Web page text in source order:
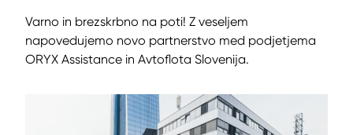
Varno in brezskrbno na poti! Z veseljem
napovedujemo novo partnerstvo med podjetjema
ORYX Assistance in Avtoflota Slovenija.